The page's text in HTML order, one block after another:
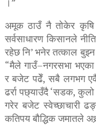
अमूक ठाउँ नै तोकेर कृषि
सर्वसाधारण किसानले
रहेछ नि’ भनेर तत्काल
“मैले गाउँ–नगरसभा
र बजेट पढेँ, सबै लगभग एकै
ढर्रा पछ्याउँदै ‘सडक,
गरेर बजेट स्वेच्छाचारी
कतिपय बौद्धिक जमातले